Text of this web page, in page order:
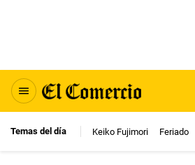
Temas del día Keiko Fujimori Feriado